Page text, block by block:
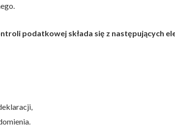
podatkowej składa się z następujących